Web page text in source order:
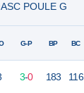
POULE G
G-P BP BC
3-0 183 116